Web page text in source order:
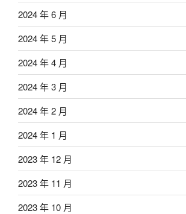
2024 年 6 月
2024 年 5 月
2024 年 4 月
2024 年 3 月
2024 年 2 月
2024 年 1 月
2023 年 12 月
2023 年 11 月
2023 年 10 月